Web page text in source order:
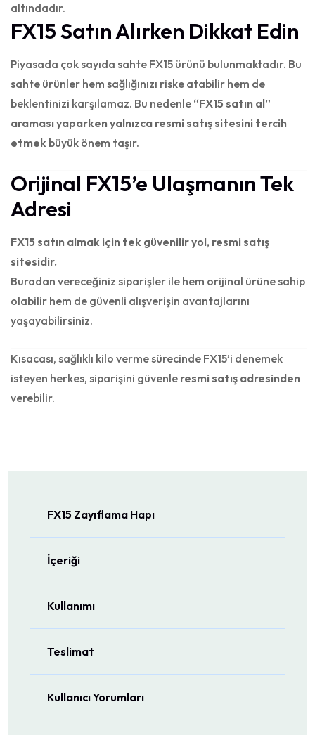
altındadır.
FX15 Satın Alırken Dikkat Edin
Piyasada çok sayıda sahte FX15 ürünü bulunmaktadır. Bu
sahte ürünler hem sağlığınızı riske atabilir hem de
beklentinizi karşılamaz. Bu nedenle “FX15 satın al”
araması yaparken yalnızca resmi satış sitesini tercih
etmek büyük önem taşır.
Orijinal FX15’e Ulaşmanın Tek
Adresi
FX15 satın almak için tek güvenilir yol, resmi satış
sitesidir.
Buradan vereceğiniz siparişler ile hem orijinal ürüne sahip
olabilir hem de güvenli alışverişin avantajlarını
yaşayabilirsiniz.
Kısacası, sağlıklı kilo verme sürecinde FX15’i denemek
isteyen herkes, siparişini güvenle resmi satış adresinden
verebilir.
FX15 Zayıflama Hapı
İçeriği
Kullanımı
Teslimat
Kullanıcı Yorumları